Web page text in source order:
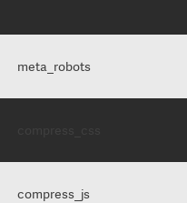
meta_robots
compress_js